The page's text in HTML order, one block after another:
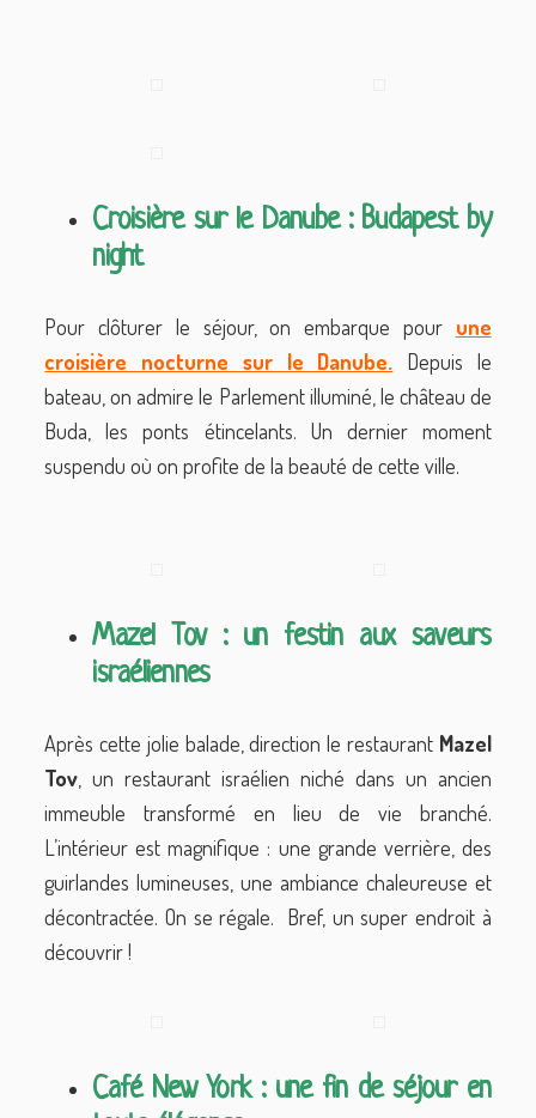
Croisière sur le Danube : Budapest by
night
Pour clôturer le séjour, on embarque pour une
croisière nocturne sur le Danube. Depuis le
bateau, on admire le Parlement illuminé, le château de
Buda, les ponts étincelants. Un dernier moment
suspendu où on profite de la beauté de cette ville.
Mazel Tov : un festin aux saveurs
israéliennes
Après cette jolie balade, direction le restaurant Mazel
Tov , un restaurant israélien niché dans un ancien
immeuble transformé en lieu de vie branché.
L’intérieur est magnifique : une grande verrière, des
guirlandes lumineuses, une ambiance chaleureuse et
décontractée. On se régale. Bref, un super endroit à
découvrir !
Café New York : une fin de séjour en